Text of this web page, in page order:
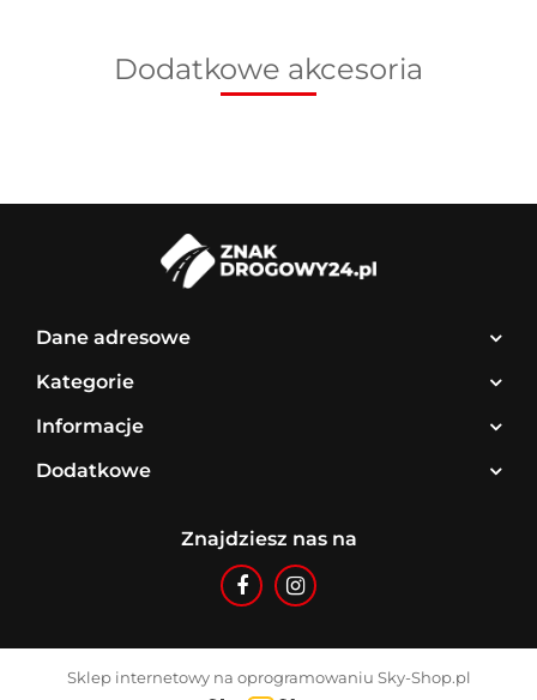
Dodatkowe akcesoria
Dane adresowe
Kategorie
Informacje
Dodatkowe
Znajdziesz nas na
Sklep internetowy na oprogramowaniu Sky-Shop.pl